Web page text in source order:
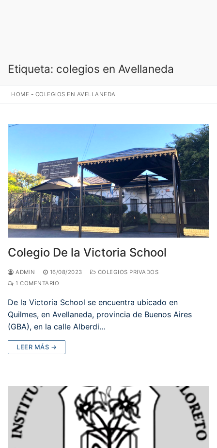
Etiqueta: colegios en Avellaneda
HOME - COLEGIOS EN AVELLANEDA
Colegio De la Victoria School
ADMIN 16/08/2023
COLEGIOS PRIVADOS
1 COMENTARIO
De la Victoria School se encuentra ubicado en
Quilmes, en Avellaneda, provincia de Buenos Aires
(GBA), en la calle Alberdi…
LEER MÁS →